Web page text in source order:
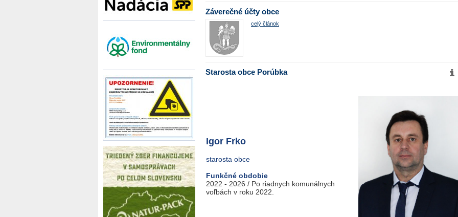
Záverečné účty obce
celý článok
Starosta obce Porúbka
Igor Frko
starosta obce
Funkčné obdobie
2022 - 2026 / Po riadnych komunálnych
voľbách v roku 2022.